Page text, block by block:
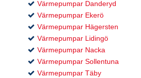
Värmepumpar Danderyd
Värmepumpar Ekerö
Värmepumpar Hägersten
Värmepumpar Lidingö
Värmepumpar Nacka
Värmepumpar Sollentuna
Värmepumpar Täby